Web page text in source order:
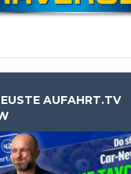
AUFAHRT.TV